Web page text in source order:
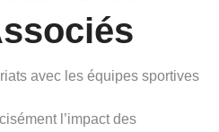
avec les équipes sportives
l’impact des